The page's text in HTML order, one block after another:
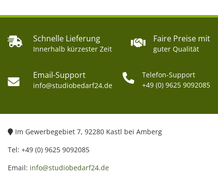
Schnelle Lieferung
Innerhalb kürzester Zeit
Faire Preise mit
guter Qualität
Email-Support
info@studiobedarf24.de
Telefon-Support
+49 (0) 9625 9092085
Im Gewerbegebiet 7, 92280 Kastl bei Amberg
Tel: +49 (0) 9625 9092085
Email: info@studiobedarf24.de